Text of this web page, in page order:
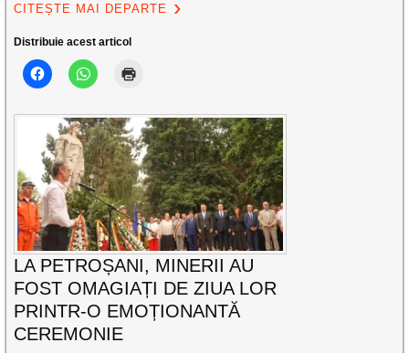
CITEȘTE MAI DEPARTE
Distribuie acest articol
LA PETROȘANI, MINERII AU
FOST OMAGIAȚI DE ZIUA LOR
PRINTR-O EMOȚIONANTĂ
CEREMONIE